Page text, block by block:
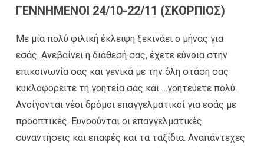
ΓΕΝΝΗΜΕΝΟΙ 24/10-22/11 (ΣΚΟΡΠΙΟΣ)
Με μία πολύ φιλική έκλειψη ξεκινάει ο μήνας για
εσάς. Ανεβαίνει η διάθεσή σας, έχετε εύνοια στην
επικοινωνία σας και γενικά με την όλη στάση σας
κυκλοφορείτε τη γοητεία σας και …γοητεύετε πολύ.
Ανοίγονται νέοι δρόμοι επαγγελματικοί για εσάς με
προοπτικές. Ευνοούνται οι επαγγελματικές
συναντήσεις και επαφές και τα ταξίδια. Αναπάντεχες